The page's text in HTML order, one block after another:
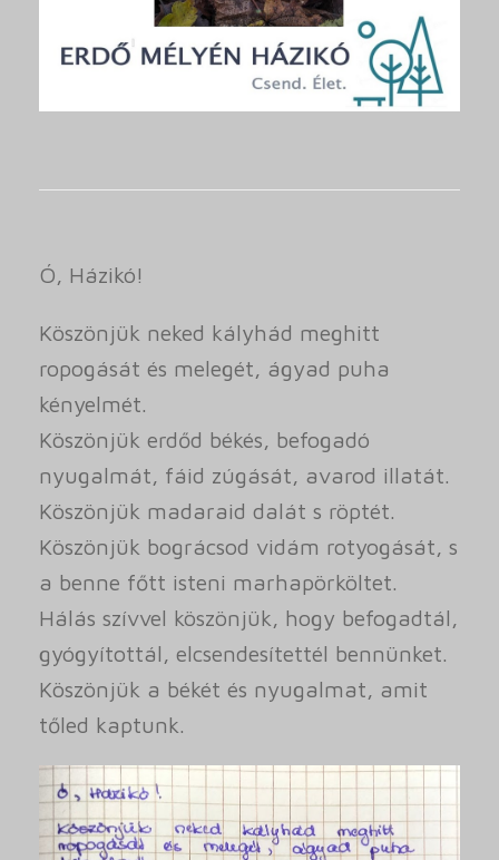
Ó, Házikó!
Köszönjük neked kályhád meghitt
ropogását és melegét, ágyad puha
kényelmét.
Köszönjük erdőd békés, befogadó
nyugalmát, fáid zúgását, avarod illatát.
Köszönjük madaraid dalát s röptét.
Köszönjük bográcsod vidám rotyogását, s
a benne főtt isteni marhapörköltet.
Hálás szívvel köszönjük, hogy befogadtál,
gyógyítottál, elcsendesítettél bennünket.
Köszönjük a békét és nyugalmat, amit
tőled kaptunk.